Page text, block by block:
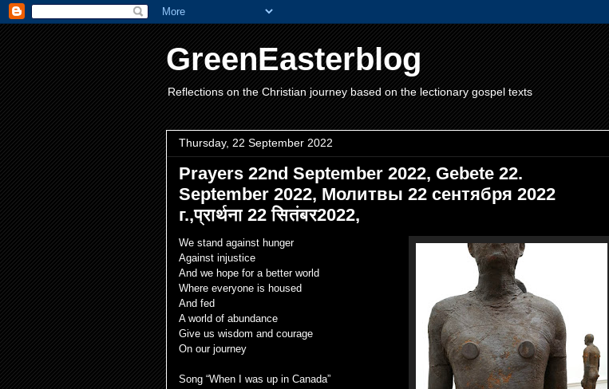
GreenEasterblog
Reflections on the Christian journey based on the lectionary gospel texts
Thursday, 22 September 2022
Prayers 22nd September 2022, Gebete 22.
September 2022, Молитвы 22 сентября 2022
г.,प्रार्थना 22 सितंबर2022,
We stand against hunger
Against injustice
And we hope for a better world
Where everyone is housed
And fed
A world of abundance
Give us wisdom and courage
On our journey
Song “When I was up in Canada”